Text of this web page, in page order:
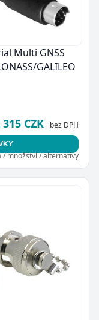
Multi GNSS
GALILEO
315 CZK bez DPH
/ množství / alternativy